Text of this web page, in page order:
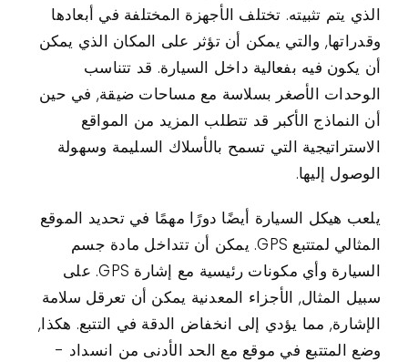
الذي يتم تثبيته. تختلف الأجهزة المختلفة في أبعادها
وقدراتها, والتي يمكن أن تؤثر على المكان الذي يمكن
أن يكون فيه بفعالية داخل السيارة. قد تتناسب
الوحدات الأصغر بسلاسة مع مساحات ضيقة, في حين
أن النماذج الأكبر قد تتطلب المزيد من المواقع
الاستراتيجية التي تسمح بالأسلاك السليمة وسهولة
الوصول إليها.
يلعب هيكل السيارة أيضًا دورًا مهمًا في تحديد الموقع
المثالي لمتتبع GPS. يمكن أن تتداخل مادة جسم
السيارة وأي مكونات رئيسية مع إشارة GPS. على
سبيل المثال, الأجزاء المعدنية يمكن أن تعرقل سلامة
الإشارة, مما يؤدي إلى انخفاض الدقة في التتبع. هكذا,
وضع المتتبع في موقع مع الحد الأدنى من انسداد -